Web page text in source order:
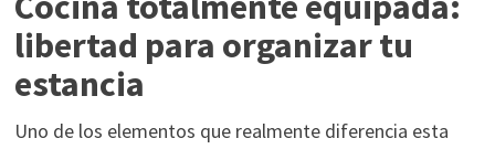
libertad para organizar tu
estancia
Uno de los elementos que realmente diferencia esta